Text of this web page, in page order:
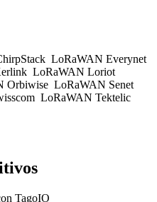
LoRaWAN Everynet
LoRaWAN Loriot
Orbiwise LoRaWAN Senet
LoRaWAN Tektelic
TagoIO